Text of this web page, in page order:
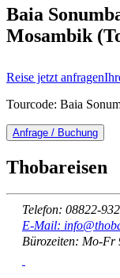
Baia
Mosambik
Reise jetzt anfragen
Tourcode: Baia
Anfrage / Buchung
Thobareisen
Telefon: 08822-
E-Mail:
Bürozeiten: Mo-Fr